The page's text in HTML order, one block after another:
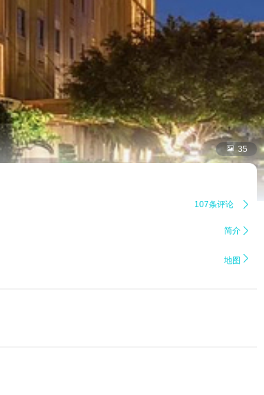
 35
107条评论 
简介 
地图 